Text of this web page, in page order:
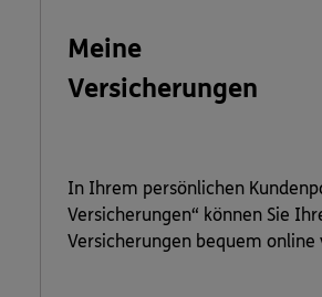
Meine
Versicherungen
In Ihrem persönlichen
Versicherungen“ können Sie
Versicherungen bequem online